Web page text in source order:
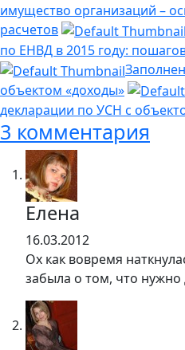
имущество организаций –
расчетов
по ЕНВД в 2015 году:
объектом «доходы»
декларации по УСН с
3 комментария
Елена
16.03.2012
Ох как вовремя
забыла о том, что